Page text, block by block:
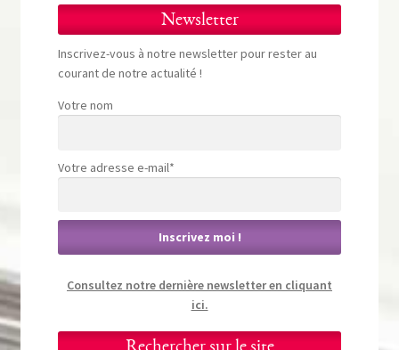
Newsletter
Inscrivez-vous à notre newsletter pour rester au
courant de notre actualité !
Votre nom
Votre adresse e-mail*
Consultez notre dernière newsletter en cliquant
ici.